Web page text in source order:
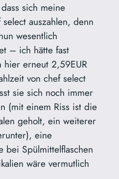
sich meine
auszahlen, denn
wesentlich
– ich hätte fast
hier erneut 2,59EUR
von chef select
sie sich noch immer
(mit einem Riss ist die
geholt, ein weiterer
eine
bei Spülmittelflaschen
wäre vermutlich